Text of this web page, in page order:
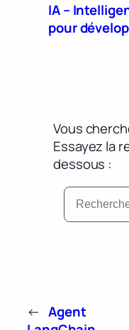
IA –
pour
Vous
Essayez la
dessous :
← Agent